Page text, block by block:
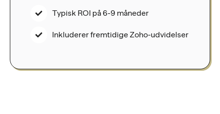
Typisk ROI på 6-9 måneder
Inkluderer fremtidige Zoho-udvidelser